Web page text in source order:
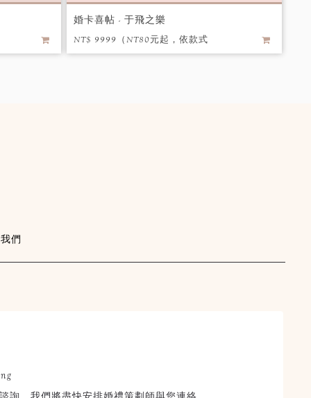
婚卡喜帖 - 于飛之樂
NT$ 9999（NT80元起，依款式
詢問後報價） / 個
們
詢，我們將盡快安排婚禮策劃師與您連絡。